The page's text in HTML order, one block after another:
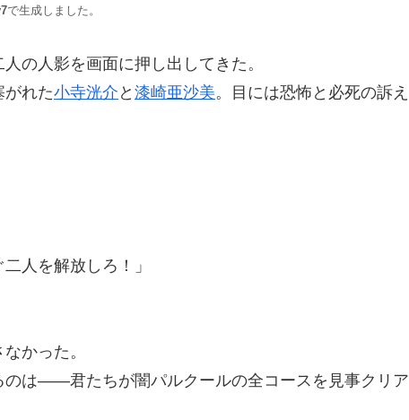
で生成しました。
の人影を画面に押し出してきた。
れた小寺洸介 と 漆崎亜沙美。目には恐怖と必死の訴え
人を解放しろ！」
かった。
は――君たちが闇パルクールの全コースを見事クリア